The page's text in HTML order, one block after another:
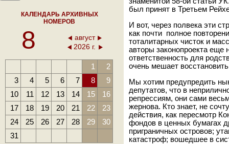
КАЛЕНДАРЬ АРХИВНЫХ
НОМЕРОВ
8
август
2026 г.
1
2
3
4 5 6 7 8
9
10
11 12 13 14 15
16
17
18 19 20 21 22
23
24
25 26 27 28 29
30
31
был принят в Третьем
И вот, через полвека эти
как почти полное
тоталитарных чисток и
авторы законопроекта еще
ответственность для
очень мешает
Мы хотим предупредить
депутатов, что в
репрессиям, они сами
жернова. Кто знает, не
действия, как пересмотр
фондов в ценных бумагах
приграничных островов;
катастроф; вошедшее в